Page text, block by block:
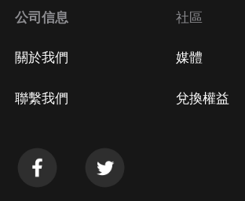
公司信息
關於我們
聯繫我們
社區
媒體
兌換權益